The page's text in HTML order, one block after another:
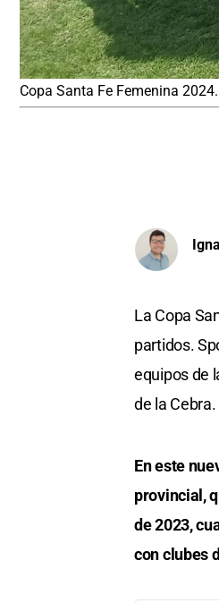
Copa Santa Fe Femenina 2024.
La Copa
partidos.
equipos de
de la
En este
provincial,
de 2023,
con clubes